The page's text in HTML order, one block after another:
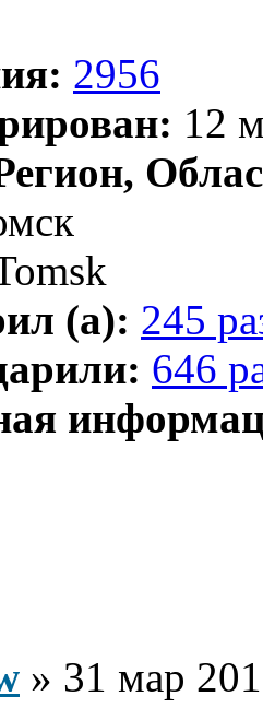
2956
12
(а): 245
646
» 31 мар